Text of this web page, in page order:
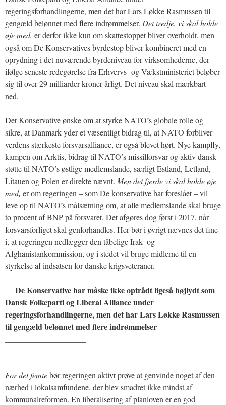
regeringsforhandlingerne, men det har Lars Løkke Rasmussen til
gengæld belønnet med flere indrømmelser. Det tredje, vi skal holde
øje med, er derfor ikke kun om skattestoppet bliver overholdt, men
også om De Konservatives byrdestop bliver kombineret med en
oprydning i det nuværende byrdeniveau for virksomhederne, der
ifølge seneste redegørelse fra Erhvervs- og Vækstministeriet beløber
sig til over 29 milliarder kroner årligt. Det niveau skal mærkbart
ned.
Det Konservative ønske om at styrke NATO’s globale rolle og
sikre, at Danmark yder et væsentligt bidrag til, at NATO forbliver
verdens stærkeste forsvarsalliance, er også blevet hørt. Nye kampfly,
kampen om Arktis, bidrag til NATO’s missilforsvar og aktiv dansk
støtte til NATO’s østlige medlemslande, særligt Estland, Letland,
Litauen og Polen er direkte nævnt. Men det fjerde vi skal holde øje
med, er om regeringen – som De konservative har foreslået – vil
leve op til NATO’s målsætning om, at alle medlemslande skal bruge
to procent af BNP på forsvaret. Det afgøres dog først i 2017, når
forsvarsforliget skal genforhandles. Her bør i øvrigt nævnes det fine
i, at regeringen nedlægger den tåbelige Irak- og
Afghanistankommission, og i stedet vil bruge midlerne til en
styrkelse af indsatsen for danske krigsveteraner.
De Konservative har måske ikke optrådt ligeså højlydt som
Dansk Folkeparti og Liberal Alliance under
regeringsforhandlingerne, men det har Lars Løkke Rasmussen
til gengæld belønnet med flere indrømmelser
For det femtebør regeringen aktivt prøve at genvinde noget af den
nærhed i lokalsamfundene, der blev smadret ikke mindst af
kommunalreformen. En liberalisering af planloven er en god